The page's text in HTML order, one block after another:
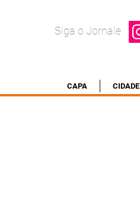
Siga o Jornale
CAPA CIDADE